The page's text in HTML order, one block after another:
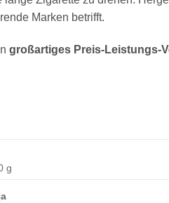
Marken betrifft.
großartiges Preis-Leistungs-
g